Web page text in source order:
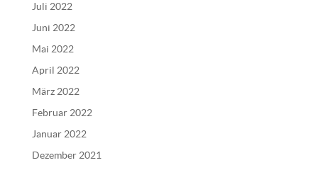
Juli 2022
Juni 2022
Mai 2022
April 2022
März 2022
Februar 2022
Januar 2022
Dezember 2021